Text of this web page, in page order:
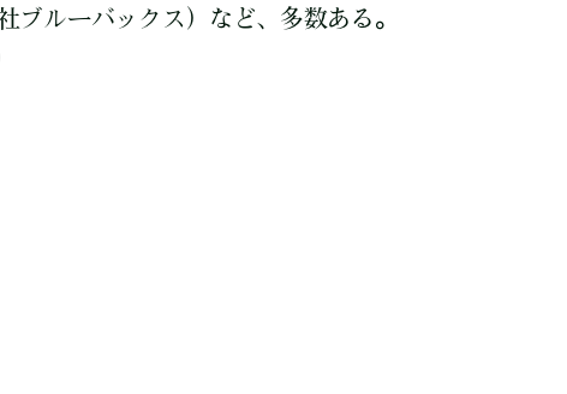
ブルーバックス）など、多数ある。